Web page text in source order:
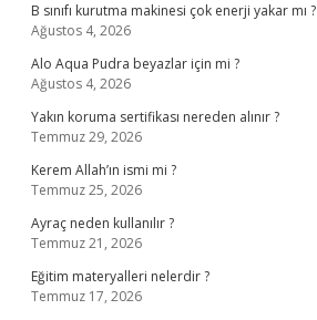
B sınıfı kurutma makinesi çok enerji yakar mı ?
Ağustos 4, 2026
Alo Aqua Pudra beyazlar için mi ?
Ağustos 4, 2026
Yakın koruma sertifikası nereden alınır ?
Temmuz 29, 2026
Kerem Allah’ın ismi mi ?
Temmuz 25, 2026
Ayraç neden kullanılır ?
Temmuz 21, 2026
Eğitim materyalleri nelerdir ?
Temmuz 17, 2026